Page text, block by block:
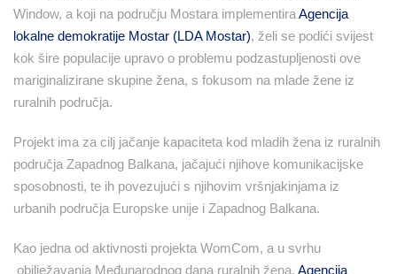
Window, a koji na području Mostara implementiraAgencija
lokalne demokratije Mostar (LDA Mostar), želi se podići svijest
kok šire populacije upravo o problemu podzastupljenosti ove
mariginalizirane skupine žena, s fokusom na mlade žene iz
ruralnih područja.
Projekt ima za cilj jačanje kapaciteta kod mladih žena iz ruralnih
područja Zapadnog Balkana, jačajući njihove komunikacijske
sposobnosti, te ih povezujući s njihovim vršnjakinjama iz
urbanih područja Europske unije i Zapadnog Balkana.
Kao jedna od aktivnosti projekta WomCom, a u svrhu
obilježavanja Međunarodnog dana ruralnih žena, Agencija